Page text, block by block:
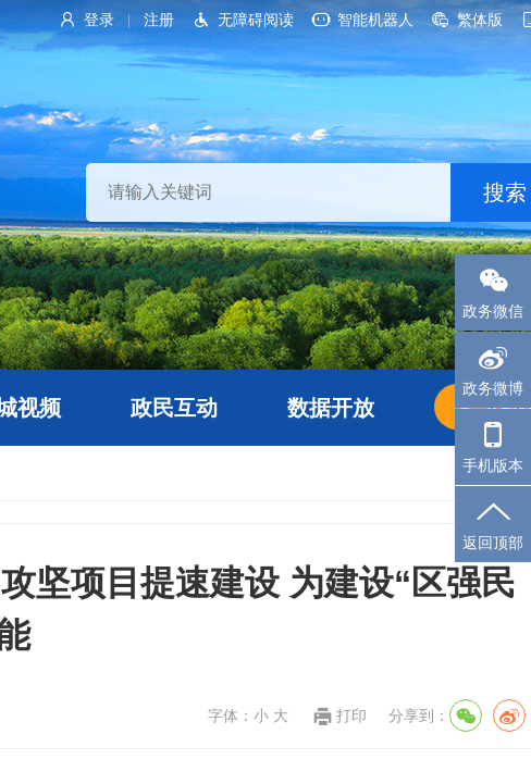
登录 注册 无障碍阅读 智能机器人 繁体版
视频 政民互动 数据开放 长者
坚项目提速建设 为建设“区强民
字体： 小 大 打印 分享到：
政务微信
政务微博
手机版本
返回顶部